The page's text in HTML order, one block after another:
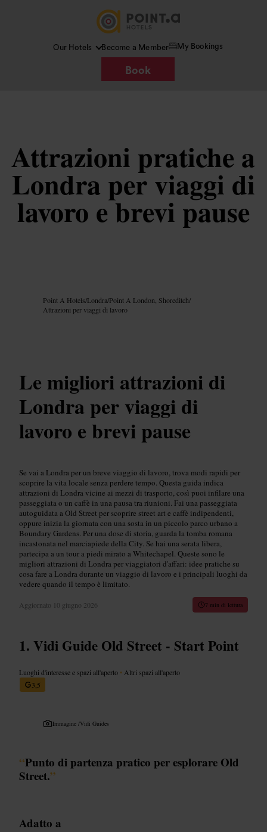
Our Hotels Become a Member My Bookings
Book
Attrazioni pratiche a
Londra per viaggi di
lavoro e brevi pause
Point A Hotels/Londra/Point A London, Shoreditch/
Attrazioni per viaggi di lavoro
Le migliori attrazioni di
Londra per viaggi di
lavoro e brevi pause
Se vai a Londra per un breve viaggio di lavoro, trova modi rapidi per
scoprire la vita locale senza perdere tempo. Questa guida indica
attrazioni di Londra vicine ai mezzi di trasporto, così puoi infilare una
passeggiata o un caffè in una pausa tra riunioni. Fai una passeggiata
autoguidata a Old Street per scoprire street art e caffè indipendenti,
oppure inizia la giornata con una sosta in un piccolo parco urbano a
Boundary Gardens. Per una dose di storia, guarda la tomba romana
incastonata nel marciapiede della City. Se hai una serata libera,
partecipa a un tour a piedi mirato a Whitechapel. Queste sono le
migliori attrazioni di Londra per viaggiatori d'affari: idee pratiche su
cosa fare a Londra durante un viaggio di lavoro e i principali luoghi da
vedere quando il tempo è limitato.
Aggiornato 10 giugno 2026 7 min di lettura
Vidi Guide Old Street - Start Point
Luoghi d'interesse e spazi all'aperto • Altri spazi all'aperto
3,5
Immagine /Vidi Guides
“Punto di partenza pratico per esplorare Old
Street.”
Adatto a